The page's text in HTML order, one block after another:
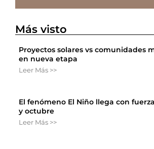
Más visto
Proyectos solares vs comunidades
en nueva etapa
Leer Más >>
El fenómeno El Niño llega con
y octubre
Leer Más >>